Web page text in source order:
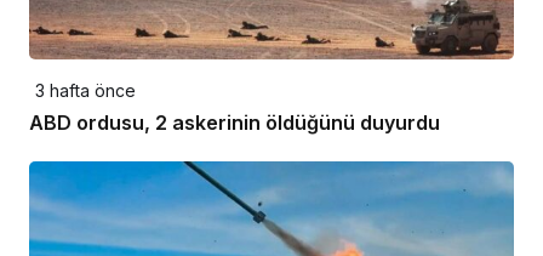
3 hafta önce
ABD ordusu, 2 askerinin öldüğünü duyurdu